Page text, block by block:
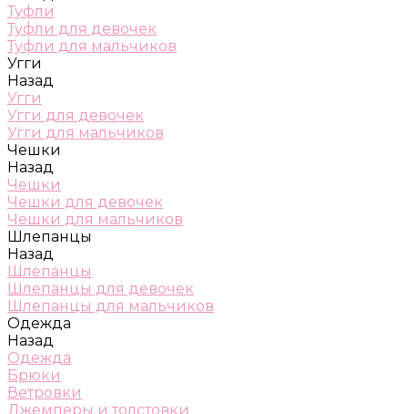
Туфли
Туфли для девочек
Туфли для мальчиков
Угги
Назад
Угги
Угги для девочек
Угги для мальчиков
Чешки
Назад
Чешки
Чешки для девочек
Чешки для мальчиков
Шлепанцы
Назад
Шлепанцы
Шлепанцы для девочек
Шлепанцы для мальчиков
Одежда
Назад
Одежда
Брюки
Ветровки
Джемперы и толстовки